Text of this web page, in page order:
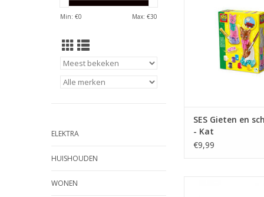
Min: €0 Max: €30
ELEKTRA
HUISHOUDEN
WONEN
SES Gieten en
- Kat
€9,99